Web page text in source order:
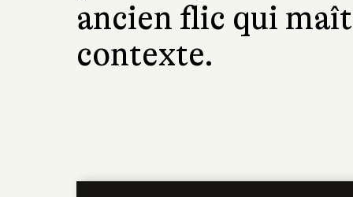
ancien flic qui
contexte.